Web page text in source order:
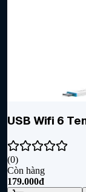
USB Wifi 6
(0)
Còn hàng
179.000đ